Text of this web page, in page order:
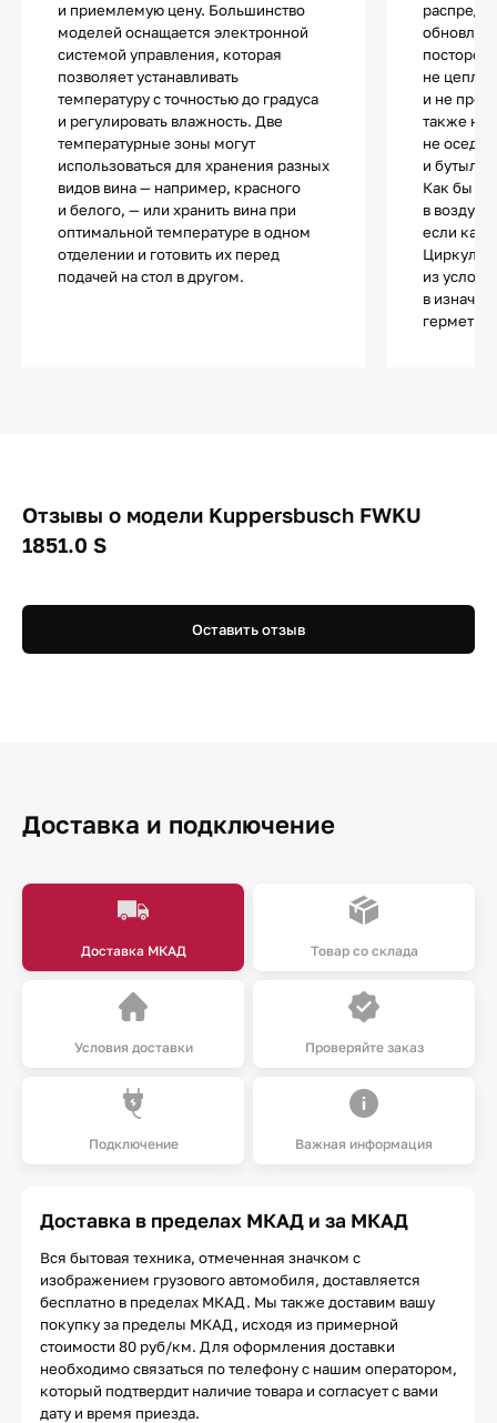
и приемлемую цену. Большинство
моделей оснащается электронной
системой управления, которая
позволяет устанавливать
температуру с точностью до градуса
и регулировать влажность. Две
температурные зоны могут
использоваться для хранения разных
видов вина — например, красного
и белого, — или хранить вина при
оптимальной температуре в одном
отделении и готовить их перед
подачей на стол в другом.
не
и не
также не
не
и
Как бы
в
если
из
в
Отзывы о модели Kuppersbusch FWKU
1851.0 S
Оставить отзыв
Доставка и подключение
Доставка МКАД Товар со склада
Условия доставки Проверяйте заказ
Подключение Важная информация
Доставка в пределах МКАД и за МКАД
Вся бытовая техника, отмеченная значком с
изображением грузового автомобиля, доставляется
бесплатно в пределах МКАД. Мы также доставим вашу
покупку за пределы МКАД, исходя из примерной
стоимости 80 руб/км. Для оформления доставки
необходимо связаться по телефону с нашим оператором,
который подтвердит наличие товара и согласует с вами
дату и время приезда.